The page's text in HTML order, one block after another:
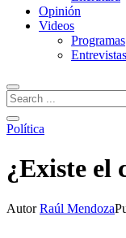
Opinión
Videos
Programas
Entrevistas
Política
¿Existe el
AutorRaúl Mendoza